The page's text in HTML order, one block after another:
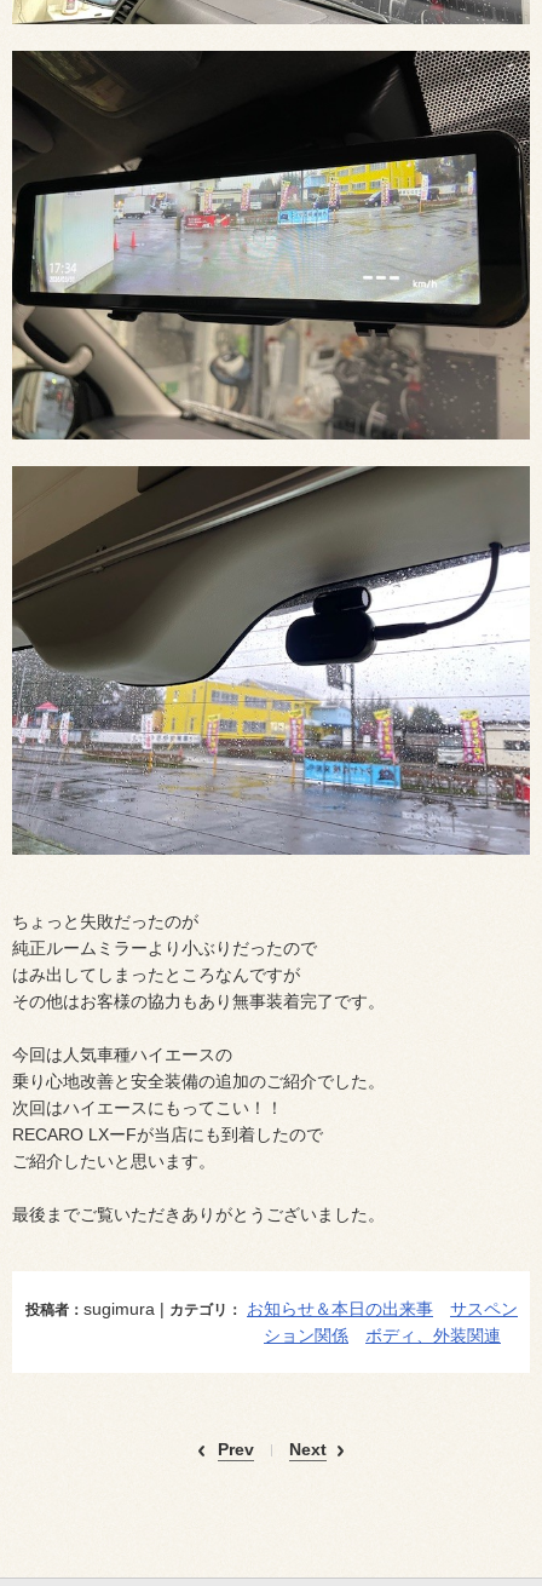
ちょっと失敗だったのが
純正ルームミラーより小ぶりだったので
はみ出してしまったところなんですが
その他はお客様の協力もあり無事装着完了です。
今回は人気車種ハイエースの
乗り心地改善と安全装備の追加のご紹介でした。
次回はハイエースにもってこい！！
RECARO LXーFが当店にも到着したので
ご紹介したいと思います。
最後までご覧いただきありがとうございました。
投稿者： sugimura | カテゴリ： お知らせ＆本日の出来事
サスペン
ション関係
ボディ、外装関連
Prev Next